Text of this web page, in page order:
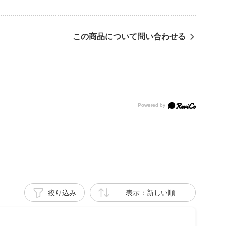
この商品について問い合わせる
絞り込み 表示：新しい順